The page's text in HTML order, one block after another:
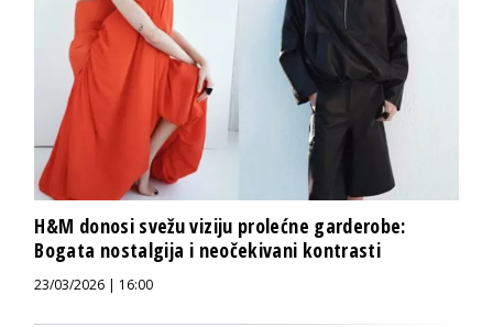
H&M donosi svežu viziju prolećne garderobe:
Bogata nostalgija i neočekivani kontrasti
23/03/2026 | 16:00